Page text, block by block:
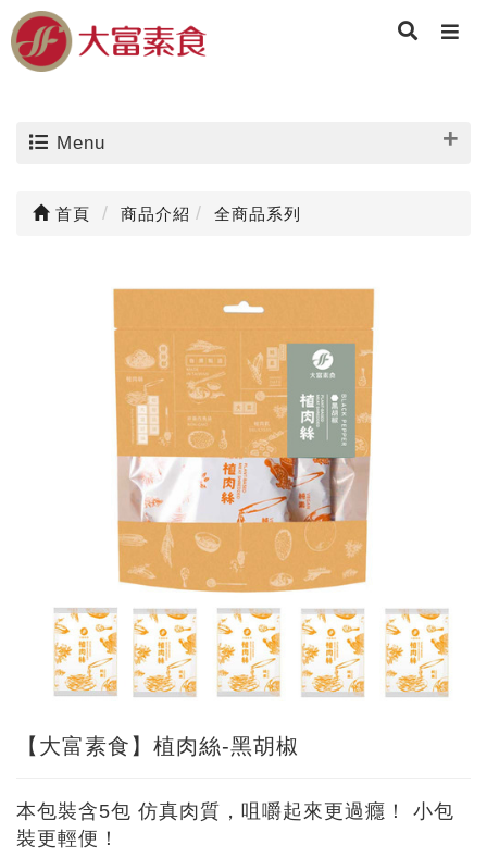
Menu
首頁 商品介紹 全商品系列
【大富素食】植肉絲-黑胡椒
本包裝含5包 仿真肉質，咀嚼起來更過癮！ 小包
裝更輕便！